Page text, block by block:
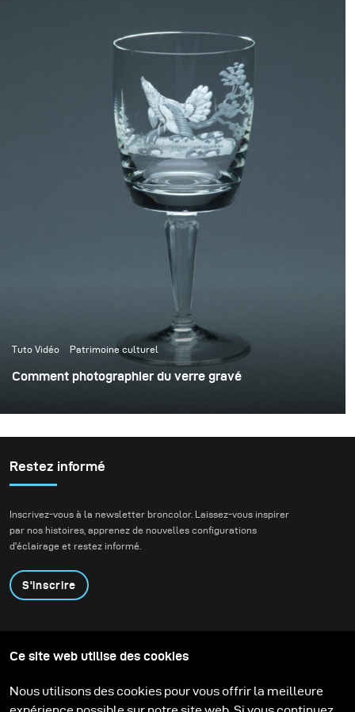
Tuto Vidéo Patrimoine culturel
Comment photographier du verre gravé
Restez informé
Inscrivez-vous à la newsletter broncolor. Laissez-vous inspirer
par nos histoires, apprenez de nouvelles configurations
d'éclairage et restez informé.
S'inscrire
Contactez-nous
Technologies
Support
Carrière
Media Center
Ce site web utilise des cookies
Nous utilisons des cookies pour vous offrir la meilleure